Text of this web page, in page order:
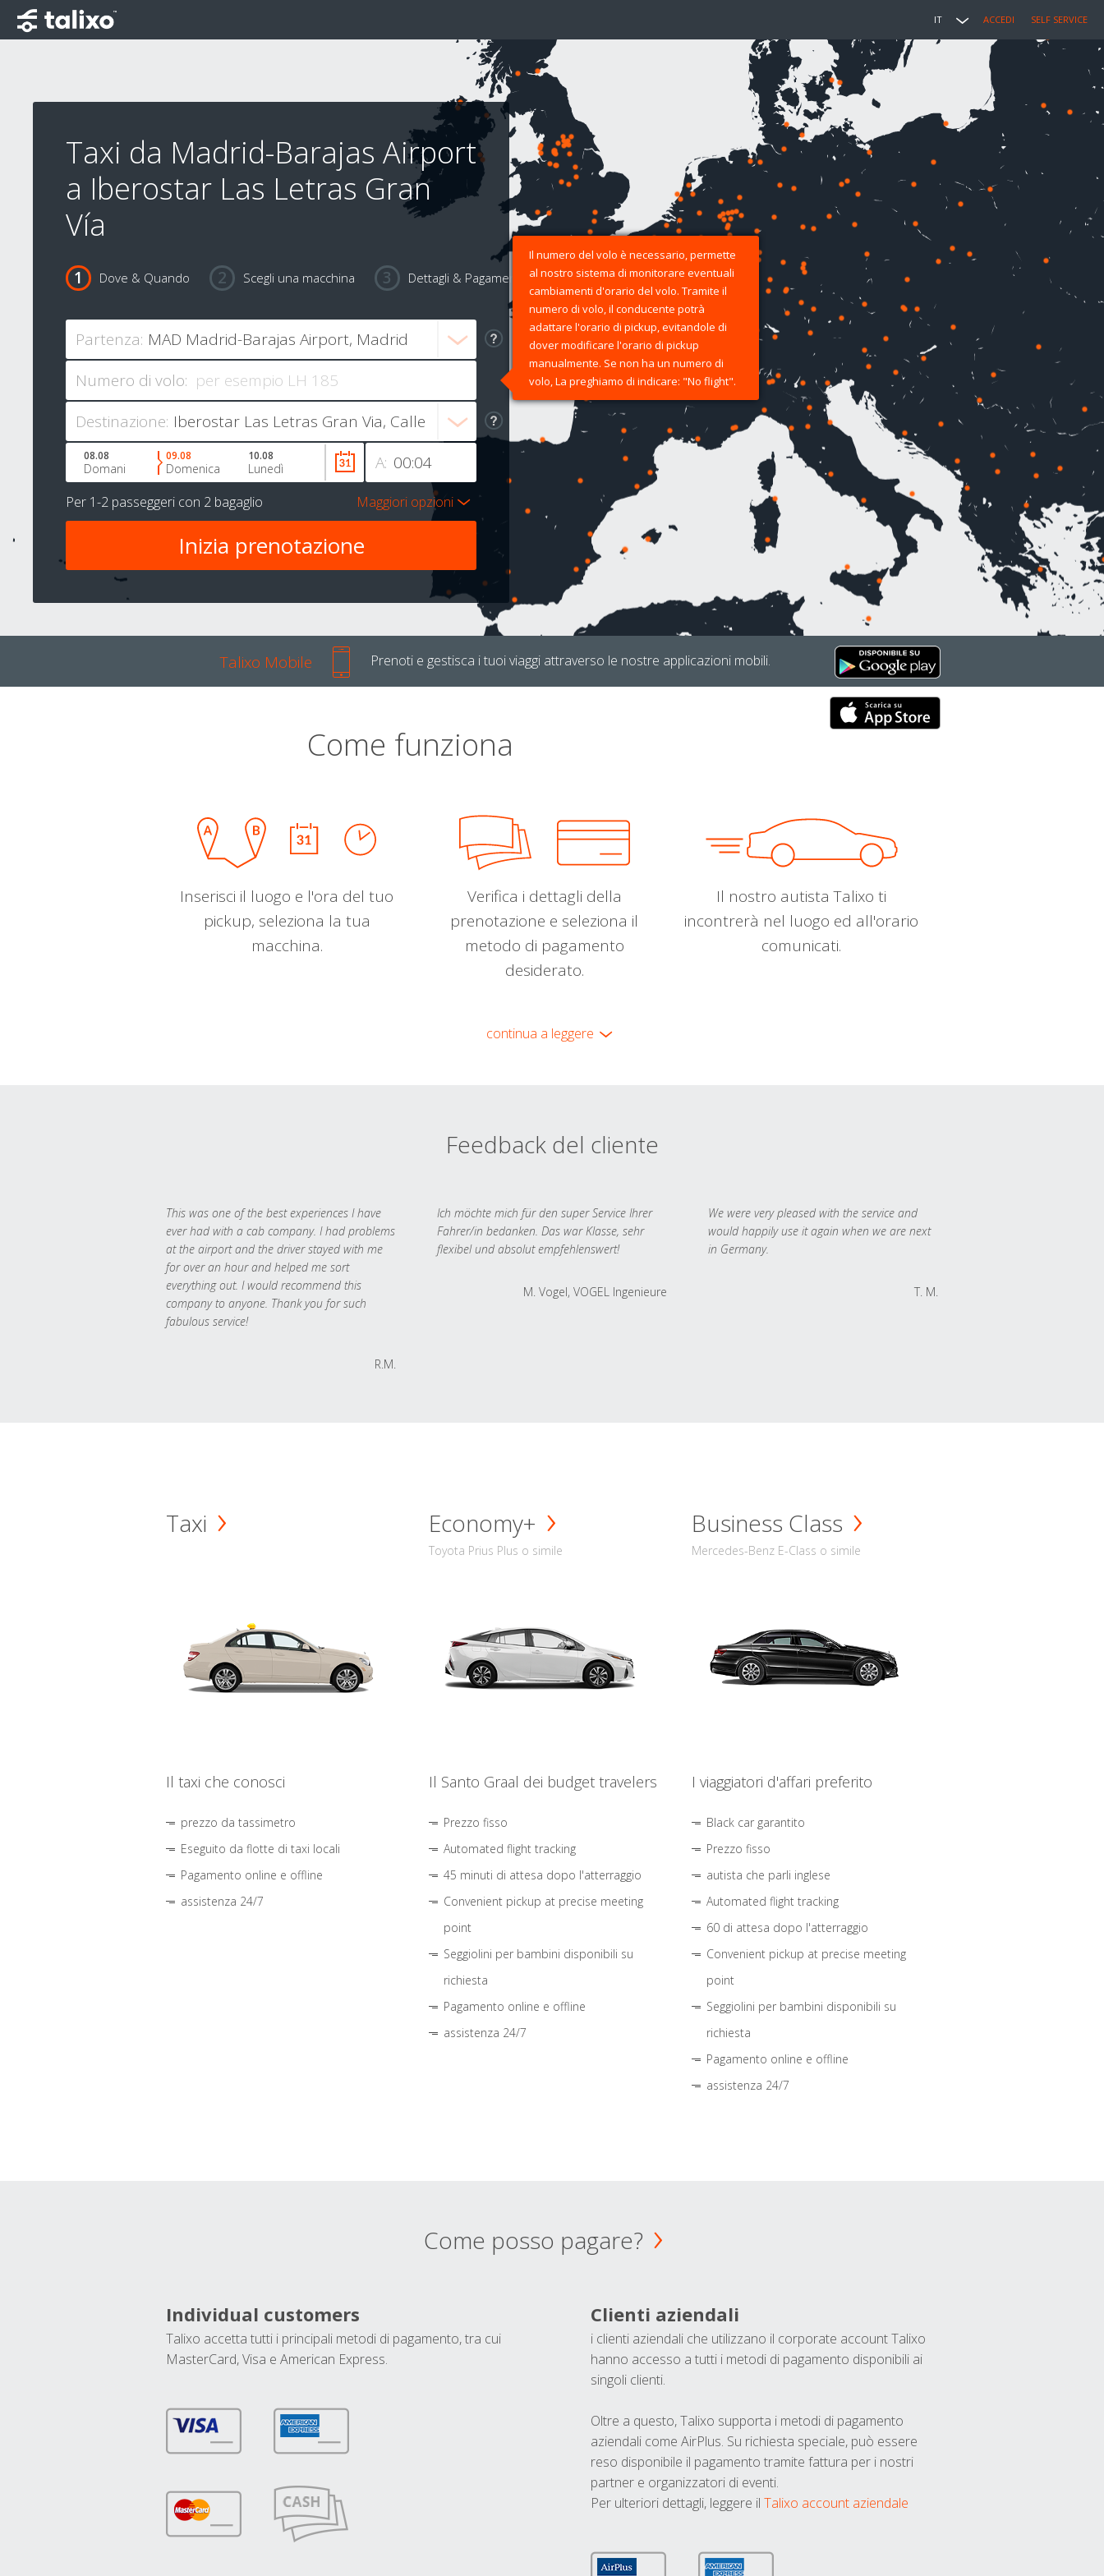
IT ACCEDI SELF SERVICE
Taxi da Madrid-Barajas Airport
a Iberostar Las Letras Gran
Vía
Dove & Quando Scegli una macchina Dettagli & Pagamento
Partenza:
Numero di volo:
Il numero del volo è necessario, permette
al nostro sistema di monitorare eventuali
cambiamenti d'orario del volo. Tramite il
numero di volo, il conducente potrà
adattare l'orario di pickup, evitandole di
dover modificare l'orario di pickup
manualmente. Se non ha un numero di
volo, La preghiamo di indicare: "No flight".
Destinazione:
A:
08.08
Domani
09.08
Domenica
10.08
Lunedì
Per 1-2 passeggeri con 2 bagaglio Maggiori opzioni
Talixo Mobile Prenoti e gestisca i tuoi viaggi attraverso le nostre applicazioni mobili.
Come funziona
Inserisci il luogo e l'ora del tuo
pickup, seleziona la tua
macchina.
Verifica i dettagli della
prenotazione e seleziona il
metodo di pagamento
desiderato.
Il nostro autista Talixo ti
incontrerà nel luogo ed all'orario
comunicati.
continua a leggere
Feedback del cliente
This was one of the best experiences I have
ever had with a cab company. I had problems
at the airport and the driver stayed with me
for over an hour and helped me sort
everything out. I would recommend this
company to anyone. Thank you for such
fabulous service!
R.M.
Ich möchte mich für den super Service Ihrer
Fahrer/in bedanken. Das war Klasse, sehr
flexibel und absolut empfehlenswert!
M. Vogel, VOGEL Ingenieure
We were very pleased with the service and
would happily use it again when we are next
in Germany.
T. M.
Taxi
Il taxi che conosci
prezzo da tassimetro
Eseguito da flotte di taxi locali
Pagamento online e offline
assistenza 24/7
Economy+
Toyota Prius Plus o simile
Il Santo Graal dei budget travelers
Prezzo fisso
Automated flight tracking
45 minuti di attesa dopo l'atterraggio
Convenient pickup at precise meeting
point
Seggiolini per bambini disponibili su
richiesta
Pagamento online e offline
assistenza 24/7
Business Class
Mercedes-Benz E-Class o simile
I viaggiatori d'affari preferito
Black car garantito
Prezzo fisso
autista che parli inglese
Automated flight tracking
60 di attesa dopo l'atterraggio
Convenient pickup at precise meeting
point
Seggiolini per bambini disponibili su
richiesta
Pagamento online e offline
assistenza 24/7
Come posso pagare?
Individual customers
Talixo accetta tutti i principali metodi di pagamento, tra cui
MasterCard, Visa e American Express.
Clienti aziendali
i clienti aziendali che utilizzano il corporate account Talixo
hanno accesso a tutti i metodi di pagamento disponibili ai
singoli clienti.
Oltre a questo, Talixo supporta i metodi di pagamento
aziendali come AirPlus. Su richiesta speciale, può essere
reso disponibile il pagamento tramite fattura per i nostri
partner e organizzatori di eventi.
Per ulteriori dettagli, leggere il Talixo account aziendale